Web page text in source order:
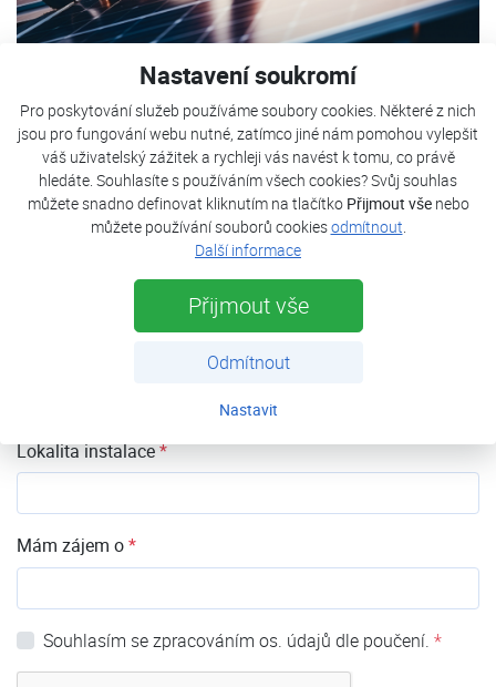
Nastavení soukromí
Pro poskytování služeb používáme soubory cookies. Některé z nich
jsou pro fungování webu nutné, zatímco jiné nám pomohou vylepšit
váš uživatelský zážitek a rychleji vás navést k tomu, co právě
hledáte. Souhlasíte s používáním všech cookies? Svůj souhlas
můžete snadno definovat kliknutím na tlačítko Přijmout všenebo
můžete používání souborů cookiesodmítnout
Další informace
Přijmout vše
Odmítnout
Nastavit
Poptávka fotovoltaiky
Jméno *
Lokalita instalace*
Mám zájem o*
Souhlasím se zpracováním os. údajů dle poučení. *